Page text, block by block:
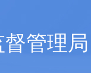
管理局